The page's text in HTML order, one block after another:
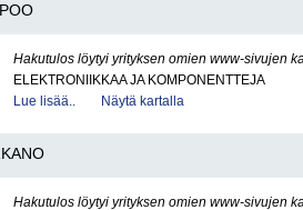
Hakutulos löytyi yrityksen omien www-sivujen
ELEKTRONIIKKAA JA KOMPONENTTEJA
Lue lisää..
Näytä kartalla
Hakutulos löytyi yrityksen omien www-sivujen